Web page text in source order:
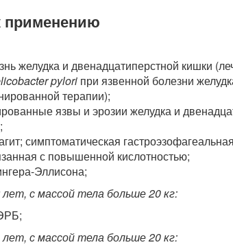
применению
желудка и двенадцатиперстной кишки
pylori при язвенной болезни
терапии);
язвы и эрозии желудка и
симптоматическая
с повышенной кислотностью;
Эллисона;
с массой тела больше 20 кг:
с массой тела больше 20 кг: